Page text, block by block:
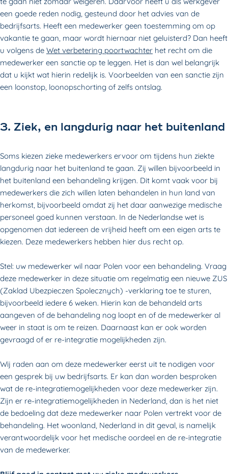
een goede reden nodig, gesteund door het advies van de
bedrijfsarts. Heeft een medewerker geen toestemming om op
vakantie te gaan, maar wordt hiernaar niet geluisterd? Dan heeft
u volgens de Wet verbetering poortwachter het recht om die
medewerker een sanctie op te leggen. Het is dan wel belangrijk
dat u kijkt wat hierin redelijk is. Voorbeelden van een sanctie zijn
een loonstop, loonopschorting of zelfs ontslag.
3. Ziek, en langdurig naar het buitenland
Soms kiezen zieke medewerkers ervoor om tijdens hun ziekte
langdurig naar het buitenland te gaan. Zij willen bijvoorbeeld in
het buitenland een behandeling krijgen. Dit komt vaak voor bij
medewerkers die zich willen laten behandelen in hun land van
herkomst, bijvoorbeeld omdat zij het daar aanwezige medische
personeel goed kunnen verstaan. In de Nederlandse wet is
opgenomen dat iedereen de vrijheid heeft om een eigen arts te
kiezen. Deze medewerkers hebben hier dus recht op.
Stel: uw medewerker wil naar Polen voor een behandeling. Vraag
deze medewerker in deze situatie om regelmatig een nieuwe ZUS
(Zaklad Ubezpieczen Spolecznych) -verklaring toe te sturen,
bijvoorbeeld iedere 6 weken. Hierin kan de behandeld arts
aangeven of de behandeling nog loopt en of de medewerker al
weer in staat is om te reizen. Daarnaast kan er ook worden
gevraagd of er re-integratie mogelijkheden zijn.
Wij raden aan om deze medewerker eerst uit te nodigen voor
een gesprek bij uw bedrijfsarts. Er kan dan worden besproken
wat de re-integratiemogelijkheden voor deze medewerker zijn.
Zijn er re-integratiemogelijkheden in Nederland, dan is het niet
de bedoeling dat deze medewerker naar Polen vertrekt voor de
behandeling. Het woonland, Nederland in dit geval, is namelijk
verantwoordelijk voor het medische oordeel en de re-integratie
van de medewerker.